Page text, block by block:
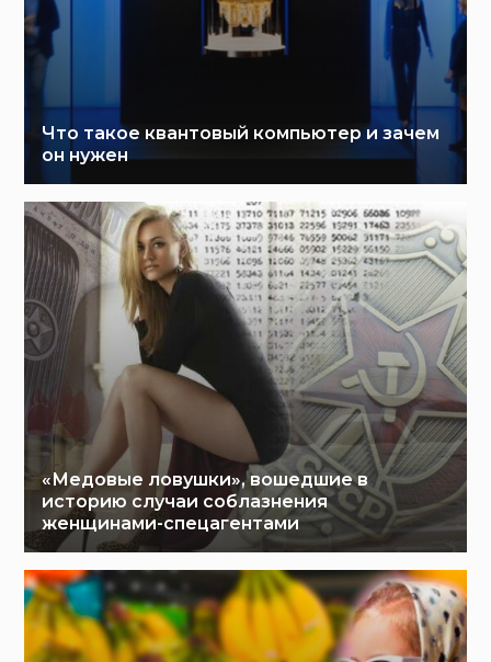
Что такое квантовый компьютер и зачем
он нужен
«Медовые ловушки», вошедшие в
историю случаи соблазнения
женщинами-спецагентами